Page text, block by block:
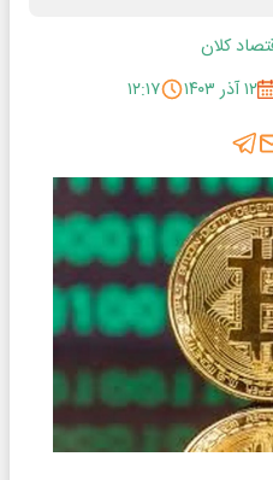
کلان
۱۲ آذر ۱۴۰۳ ۱۲:۱۷